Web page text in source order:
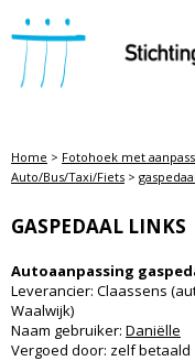
STICHTING
Home > Fotohoek met
Auto/Bus/Taxi/Fiets >
GASPEDAAL LINKS
Autoaanpassing
Leverancier: Claassens
Waalwijk)
Naam gebruiker: Daniëlle
Vergoed door: zelf betaald